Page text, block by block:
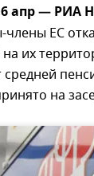
апр — РИА
ЕС
их
на